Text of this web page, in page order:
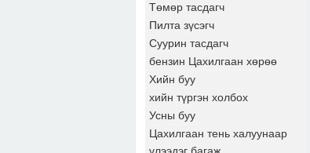
Төмөр тасдагч
Пилта зүсэгч
Суурин тасдагч
бензин Цахилгаан хөрөө
Хийн буу
хийн түргэн холбох
Усны буу
Цахилгаан тень халуунаар